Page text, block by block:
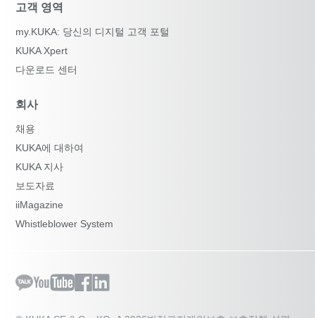
고객 영역
my.KUKA: 당신의 디지털 고객 포털
KUKA Xpert
다운로드 센터
회사
채용
KUKA에 대하여
KUKA 지사
보도자료
iiMagazine
Whistleblower System